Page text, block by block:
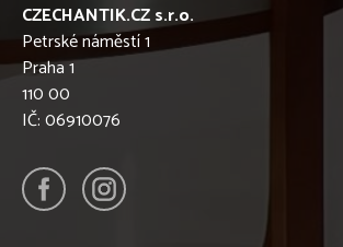
CZECHANTIK.CZ s.r.o.
Petrské náměstí 1
Praha 1
110 00
IČ: 06910076